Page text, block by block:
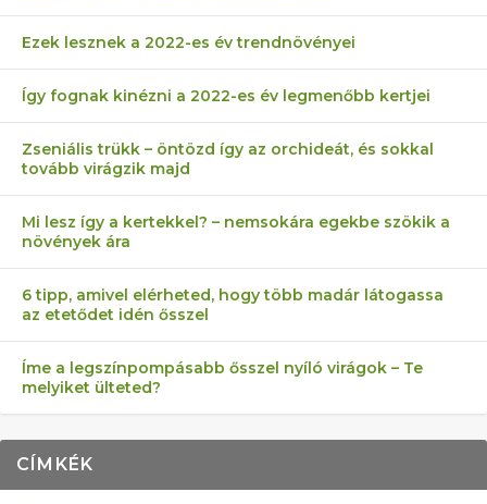
Ezek lesznek a 2022-es év trendnövényei
Így fognak kinézni a 2022-es év legmenőbb kertjei
Zseniális trükk – öntözd így az orchideát, és sokkal
tovább virágzik majd
Mi lesz így a kertekkel? – nemsokára egekbe szökik a
növények ára
6 tipp, amivel elérheted, hogy több madár látogassa
az etetődet idén ősszel
Íme a legszínpompásabb ősszel nyíló virágok – Te
melyiket ülteted?
CÍMKÉK